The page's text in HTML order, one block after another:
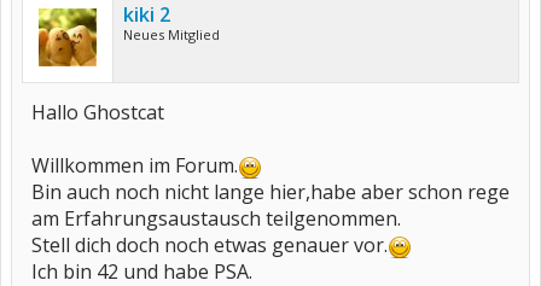
kiki 2
Neues Mitglied
Hallo Ghostcat
Willkommen im Forum.
Bin auch noch nicht lange hier,habe aber schon rege
am Erfahrungsaustausch teilgenommen.
Stell dich doch noch etwas genauer vor.
Ich bin 42 und habe PSA.